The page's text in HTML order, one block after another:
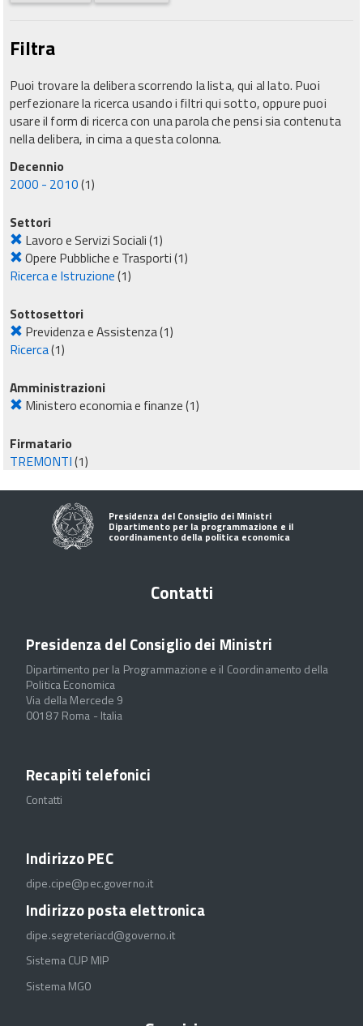
Filtra
Puoi trovare la delibera scorrendo la lista, qui al lato. Puoi
perfezionare la ricerca usando i filtri qui sotto, oppure puoi
usare il form di ricerca con una parola che pensi sia contenuta
nella delibera, in cima a questa colonna.
Decennio
2000 - 2010(1)
Settori
Lavoro e Servizi Sociali(1)
Opere Pubbliche e Trasporti(1)
Ricerca e Istruzione(1)
Sottosettori
Previdenza e Assistenza(1)
Ricerca(1)
Amministrazioni
Ministero economia e finanze(1)
Firmatario
TREMONTI(1)
Presidenza del Consiglio dei Ministri
Dipartimento per la programmazione e il
coordinamento della politica economica
Contatti
Presidenza del Consiglio dei Ministri
Dipartimento per la Programmazione e il Coordinamento della
Politica Economica
Via della Mercede 9
00187 Roma - Italia
Recapiti telefonici
Contatti
Indirizzo PEC
dipe.cipe@pec.governo.it
Indirizzo posta elettronica
dipe.segreteriacd@governo.it
Sistema CUP MIP
Sistema MGO